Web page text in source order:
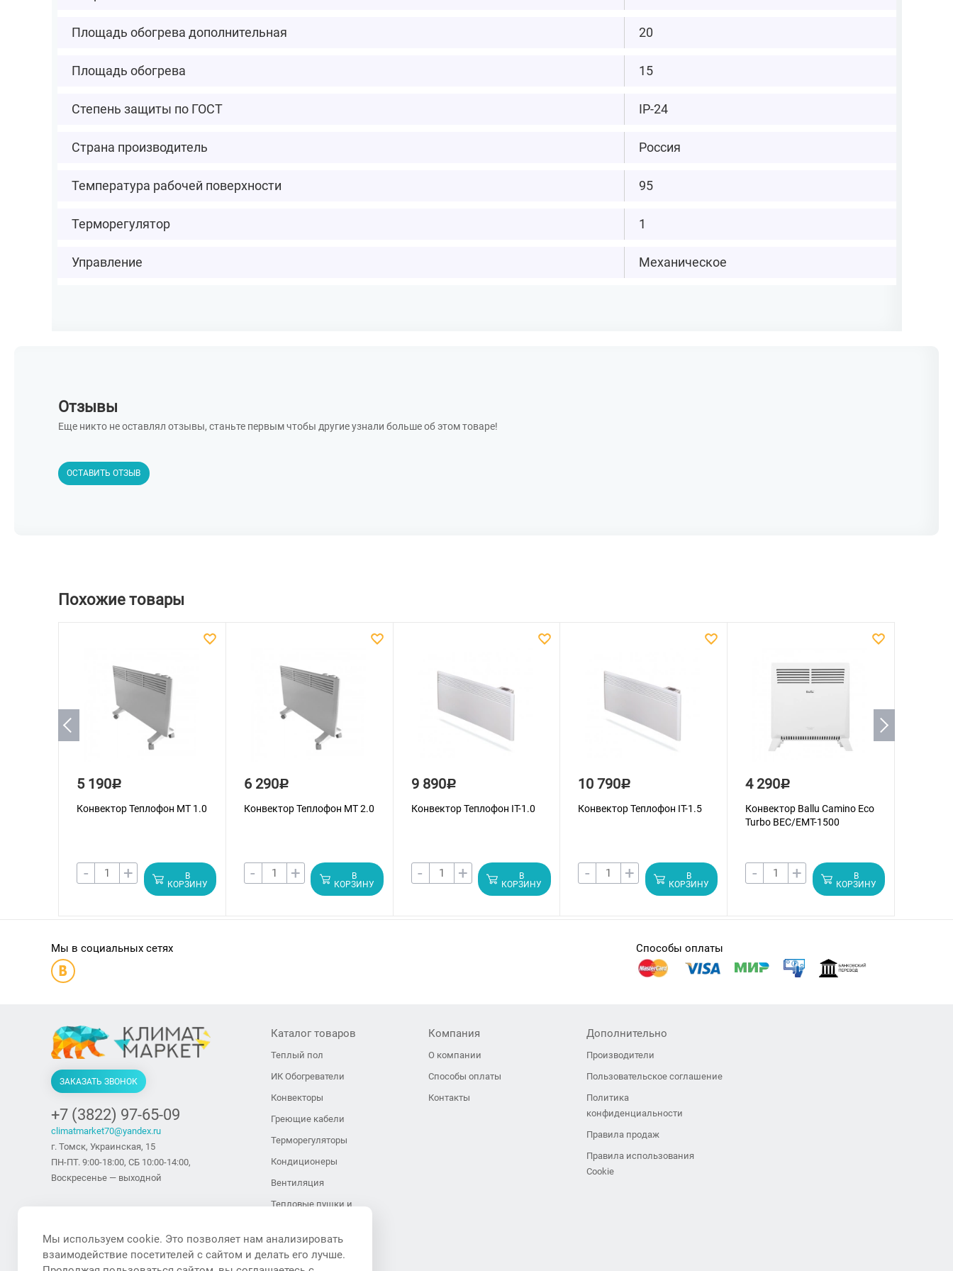
Площадь обогрева дополнительная 20
Площадь обогрева 15
Степень защиты по ГОСТ IP-24
Страна производитель Россия
Температура рабочей поверхности 95
Терморегулятор 1
Управление Механическое
Отзывы
Еще никто не оставлял отзывы, станьте первым чтобы другие узнали больше об этом товаре!
ОСТАВИТЬ ОТЗЫВ
Похожие товары
5 190Р
Конвектор Теплофон МT 1.0
- +
В
КОРЗИНУ
6 290Р
Конвектор Теплофон МT 2.0
- +
В
КОРЗИНУ
9 890Р
Конвектор Теплофон IT-1.0
- +
В
КОРЗИНУ
10 790Р
Конвектор Теплофон IT-1.5
- +
В
КОРЗИНУ
4 290Р
Конвектор Ballu Camino Eco
Turbo BEC/EMT-1500
- +
В
КОРЗИНУ
Мы в социальных сетях Способы оплаты
ЗАКАЗАТЬ ЗВОНОК
+7 (3822) 97-65-09
climatmarket70@yandex.ru
г. Томск, Украинская, 15
ПН-ПТ. 9:00-18:00, СБ 10:00-14:00,
Воскресенье — выходной
Каталог товаров
Теплый пол
ИК Обогреватели
Конвекторы
Греющие кабели
Терморегуляторы
Кондиционеры
Вентиляция
Тепловые пушки и
Тепловые завесы
Увлажнители воздуха
Компания
О компании
Способы оплаты
Контакты
Дополнительно
Производители
Пользовательское соглашение
Политика
конфиденциальности
Правила продаж
Правила использования
Cookie
Мы используем cookie. Это позволяет нам анализировать
взаимодействие посетителей с сайтом и делать его лучше.